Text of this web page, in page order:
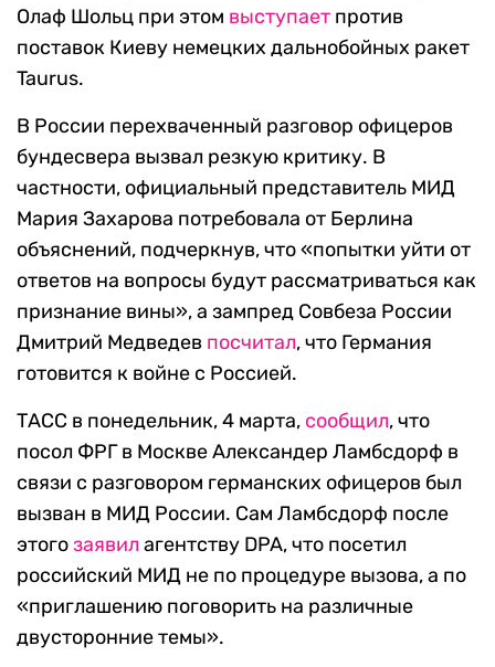
Олаф Шольц при этом выступает против
поставок Киеву немецких дальнобойных ракет
Taurus.
В России перехваченный разговор офицеров
бундесвера вызвал резкую критику. В
частности, официальный представитель МИД
Мария Захарова потребовала от Берлина
объяснений, подчеркнув, что «попытки уйти от
ответов на вопросы будут рассматриваться как
признание вины», а зампред Совбеза России
Дмитрий Медведев посчитал, что Германия
готовится к войне с Россией.
ТАСС в понедельник, 4 марта, сообщил, что
посол ФРГ в Москве Александер Ламбсдорф в
связи с разговором германских офицеров был
вызван в МИД России. Сам Ламбсдорф после
этогозаявил агентству DPA, что посетил
российский МИД не по процедуре вызова, а по
«приглашению поговорить на различные
двусторонние темы».